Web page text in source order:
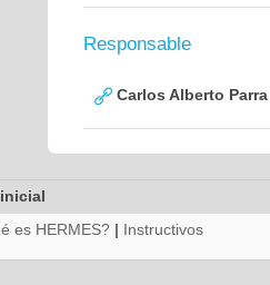
Responsable
Carlos Alberto
es HERMES? | Instructivos